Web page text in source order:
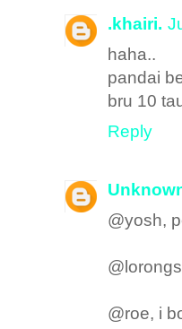
.khairi.
haha..
pandai
bru 10
Reply
@yosh,
@roe, i